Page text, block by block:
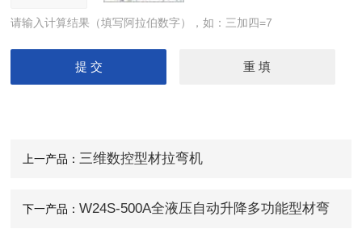
请输入计算结果（填写阿拉伯数字），如：三加四=7
上一产品： 三维数控型材拉弯机
下一产品： W24S-500A全液压自动升降多功能型材弯